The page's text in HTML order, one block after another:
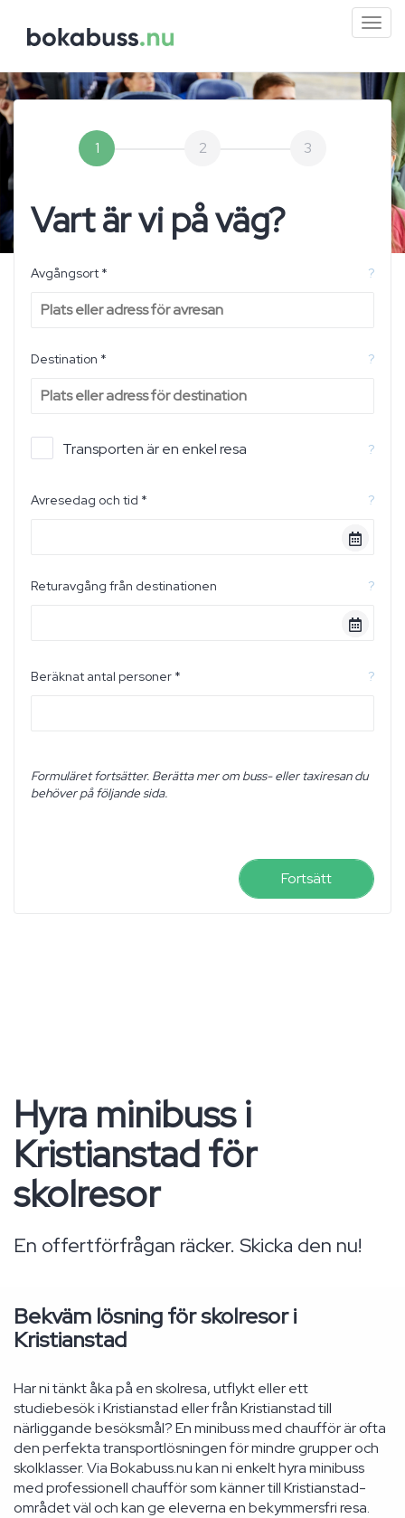
1 2 3
Vart är vi på väg?
Avgångsort * ?
Destination * ?
Transporten är en enkel resa ?
Avresedag och tid * ?
Returavgång från destinationen ?
Beräknat antal personer * ?
Formuläret fortsätter. Berätta mer om buss- eller taxiresan du
behöver på följande sida.
Fortsätt
Hyra minibuss i
Kristianstad för
skolresor
En offertförfrågan räcker. Skicka den nu!
Bekväm lösning för skolresor i
Kristianstad
Har ni tänkt åka på en skolresa, utflykt eller ett
studiebesök i Kristianstad eller från Kristianstad till
närliggande besöksmål? En minibuss med chaufför är ofta
den perfekta transportlösningen för mindre grupper och
skolklasser. Via Bokabuss.nu kan ni enkelt hyra minibuss
med professionell chaufför som känner till Kristianstad-
området väl och kan ge eleverna en bekymmersfri resa.